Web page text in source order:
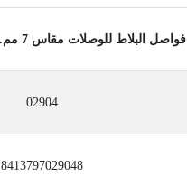
فواصل البلاط للوصلات مقاس 7 مم. (العبوة-100 وحدة.)
02904
8413797029048